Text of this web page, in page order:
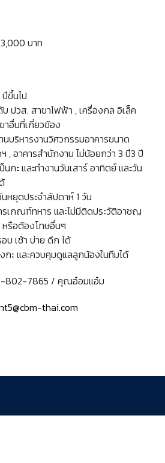
บาท
ขึ้นไป
ปวส. สาขาไฟฟ้า , เครื่องกล อิเล็ค
อื่นที่เกี่ยวข้อง
บริหารงานวิศวกรรมอาคารขนาด
, อาคารสำนักงาน ไม่น้อยกว่า 3 ปี3 ปี
นกะ และทำงานวันเสาร์ อาทิตย์ และวัน
หยุดประจำสัปดาห์ 1 วัน
เกณฑ์ทหาร และไม่มีติดประวัติอาชญ
รือต้องโทษอื่นๆ
บ เช้า บ่าย ดึก ได้
กะ และควบคุมดูแลลูกน้องในทีมได้
802-7865 / คุณอ๋อมแอ๋ม
thai.com